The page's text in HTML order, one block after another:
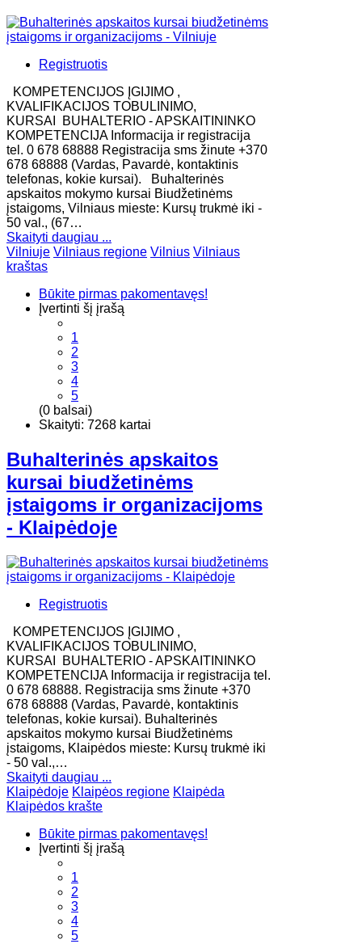
Registruotis
KOMPETENCIJOS ĮGIJIMO ,
KVALIFIKACIJOS TOBULINIMO,
KURSAI BUHALTERIO - APSKAITININKO
KOMPETENCIJA Informacija ir registracija
tel. 0 678 68888 Registracija sms žinute +370
678 68888 (Vardas, Pavardė, kontaktinis
telefonas, kokie kursai). Buhalterinės
apskaitos mokymo kursai Biudžetinėms
įstaigoms, Vilniaus mieste: Kursų trukmė iki -
50 val., (67…
Skaityti daugiau ...
Vilniuje Vilniaus regione Vilnius Vilniaus
kraštas
Būkite pirmas pakomentavęs!
Įvertinti šį įrašą
1
2
3
4
5
(0 balsai)
Skaityti: 7268 kartai
Buhalterinės apskaitos
kursai biudžetinėms
įstaigoms ir organizacijoms
- Klaipėdoje
Registruotis
KOMPETENCIJOS ĮGIJIMO ,
KVALIFIKACIJOS TOBULINIMO,
KURSAI BUHALTERIO - APSKAITININKO
KOMPETENCIJA Informacija ir registracija tel.
0 678 68888. Registracija sms žinute +370
678 68888 (Vardas, Pavardė, kontaktinis
telefonas, kokie kursai). Buhalterinės
apskaitos mokymo kursai Biudžetinėms
įstaigoms, Klaipėdos mieste: Kursų trukmė iki
- 50 val.,…
Skaityti daugiau ...
Klaipėdoje Klaipėos regione Klaipėda
Klaipėdos krašte
Būkite pirmas pakomentavęs!
Įvertinti šį įrašą
1
2
3
4
5